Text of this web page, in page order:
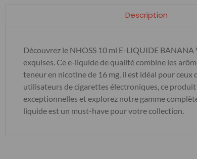
Description
Découvrez le NHOSS 10 ml E-LIQUIDE
exquises. Ce e-liquide de qualité combine les
teneur en nicotine de 16 mg, il est idéal pour
utilisateurs de cigarettes électroniques, ce
exceptionnelles et explorez notre gamme
liquide est un must-have pour votre collection.